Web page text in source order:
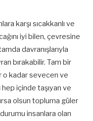
karşı sıcakkanlı ve
iyi bilen, çevresine
davranışlarıyla
bırakabilir. Tam bir
o kadar sevecen ve
hep içinde taşıyan ve
olsun topluma güler
insanlara olan